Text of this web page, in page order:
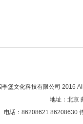
季堡文化科技有限公司 2016
地址：北京
电话：86208621 86208630